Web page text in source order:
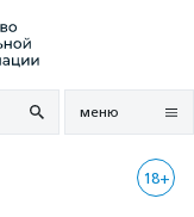
меню
18+